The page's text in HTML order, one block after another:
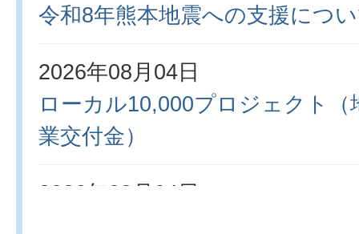
令和8年熊本地震への支援につ
2026年08月04日
ローカル10,000プロジェクト（
業交付金）
2026年08月04日